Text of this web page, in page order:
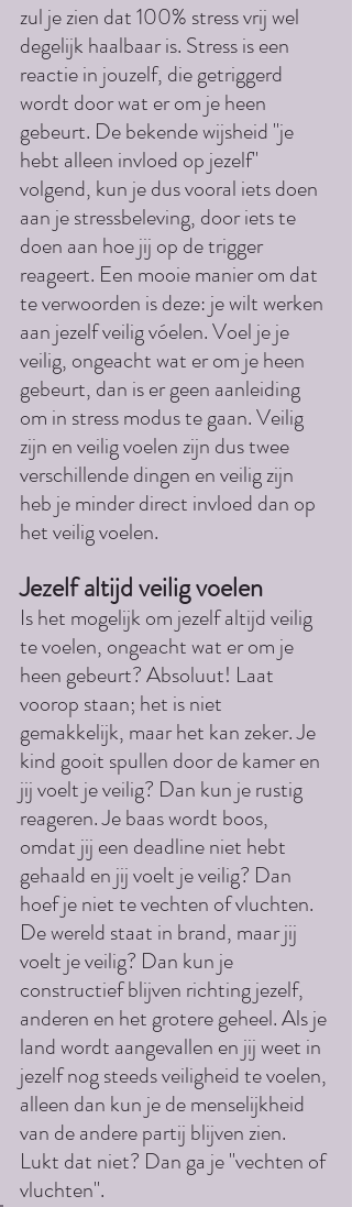
zul je zien dat 100% stress vrij wel
degelijk haalbaar is. Stress is een
reactie in jouzelf, die getriggerd
wordt door wat er om je heen
gebeurt. De bekende wijsheid "je
hebt alleen invloed op jezelf"
volgend, kun je dus vooral iets doen
aan je stressbeleving, door iets te
doen aan hoe jij op de trigger
reageert. Een mooie manier om dat
te verwoorden is deze: je wilt werken
aan jezelf veilig vóelen. Voel je je
veilig, ongeacht wat er om je heen
gebeurt, dan is er geen aanleiding
om in stress modus te gaan. Veilig
zijn en veilig voelen zijn dus twee
verschillende dingen en veilig zijn
heb je minder direct invloed dan op
het veilig voelen.
Jezelf altijd veilig voelen
Is het mogelijk om jezelf altijd veilig
te voelen, ongeacht wat er om je
heen gebeurt? Absoluut! Laat
voorop staan; het is niet
gemakkelijk, maar het kan zeker. Je
kind gooit spullen door de kamer en
jij voelt je veilig? Dan kun je rustig
reageren. Je baas wordt boos,
omdat jij een deadline niet hebt
gehaald en jij voelt je veilig? Dan
hoef je niet te vechten of vluchten.
De wereld staat in brand, maar jij
voelt je veilig? Dan kun je
constructief blijven richting jezelf,
anderen en het grotere geheel. Als je
land wordt aangevallen en jij weet in
jezelf nog steeds veiligheid te voelen,
alleen dan kun je de menselijkheid
van de andere partij blijven zien.
Lukt dat niet? Dan ga je "vechten of
vluchten".